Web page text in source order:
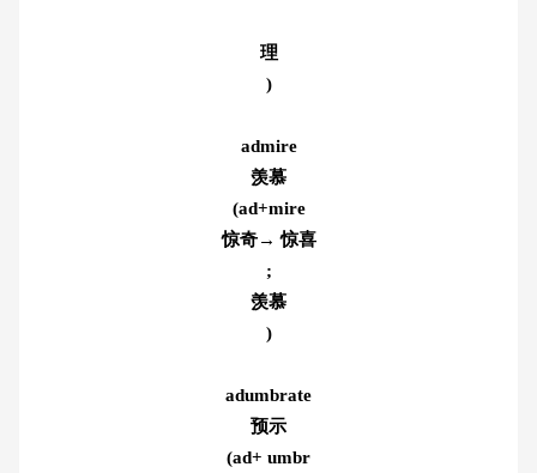
理
)
admire
羡慕
(ad+mire
惊奇→ 惊喜
;
羡慕
)
adumbrate
预示
(ad+ umbr